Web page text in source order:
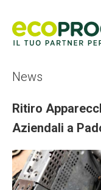
News
Ritiro
Aziendali a